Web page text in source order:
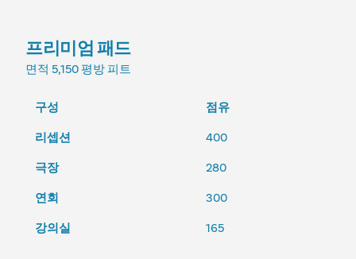
프리미엄 패드
면적 5,150 평방 피트
구성
점유
리셉션
400
극장
280
연회
300
강의실
165